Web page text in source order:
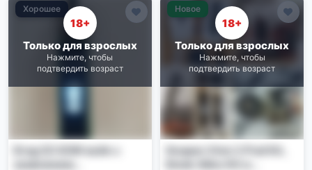
Хорошее
18+
Только для взрослых
Нажмите, чтобы
подтвердить возраст
Drag S3 60W вейп с
Новое
18+
Только для взрослых
Нажмите, чтобы
подтвердить возраст
Voopoo Vinci 2 Pod Kit,